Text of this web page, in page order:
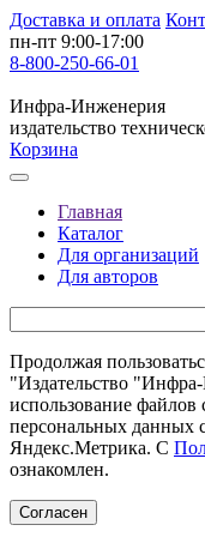
Доставка и оплата
пн-пт 9:00-17:00
8-800-250-66-01
Инфра-Инженерия
издательство
Корзина
Главная
Каталог
Для организаций
Для авторов
Продолжая
"Издательство
использование файлов
персональных данных
Яндекс.Метрика. С
ознакомлен.
Согласен